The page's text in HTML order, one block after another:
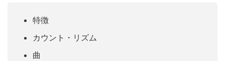
特徴
カウント・リズム
曲